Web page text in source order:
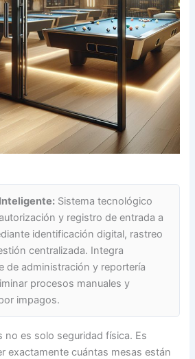
Sistema tecnológico
y registro de entrada a
identificación digital, rastreo
centralizada. Integra
de administración y reportería
procesos manuales y
impagos.
no es solo seguridad física. Es
exactamente cuántas mesas están